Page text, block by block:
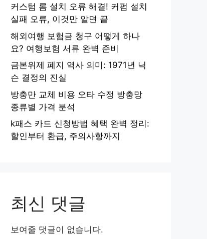
커스텀 롬 설치 오류 해결! 커펌 설치
실패 오류, 이것만 알면 끝
해외여행 보험금 청구 어떻게 하나
요? 여행보험 서류 완벽 준비
금본위제 폐지 역사 의미: 1971년 닉
슨 결정의 진실
방충만 교체 비용 오타 수정 방충망
종류별 가격 분석
k패스 카드 신청방법 혜택 완벽 정리:
할인부터 환급, 주의사항까지
최신 댓글
보여줄 댓글이 없습니다.